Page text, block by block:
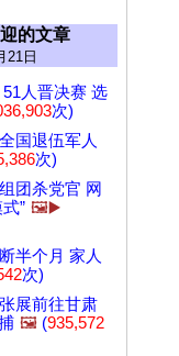
的文章
21日
人晋决赛 选
次)
国退伍军人
次)
团杀党官 网
” 🖼️▶️
半个月 家人
次)
展前往甘肃
🖼️ (935,572